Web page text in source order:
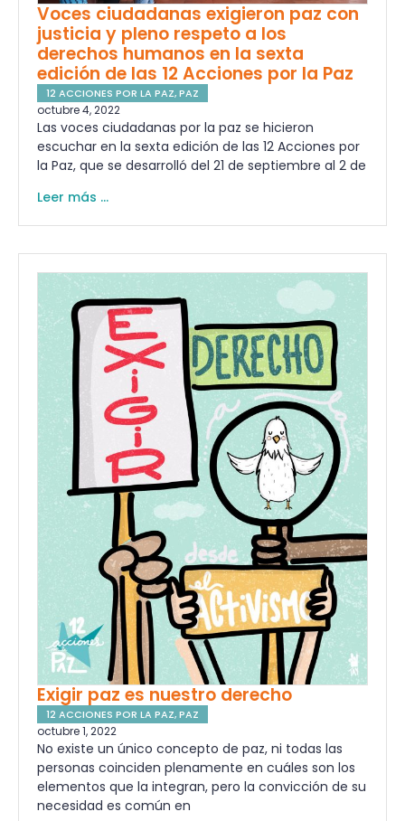
Voces ciudadanas exigieron paz con
justicia y pleno respeto a los
derechos humanos en la sexta
edición de las 12 Acciones por la Paz
12 ACCIONES POR LA PAZ,PAZ
octubre 4, 2022
Las voces ciudadanas por la paz se hicieron
escuchar en la sexta edición de las 12 Acciones por
la Paz, que se desarrolló del 21 de septiembre al 2 de
Leer más ...
Exigir paz es nuestro derecho
12 ACCIONES POR LA PAZ,PAZ
octubre 1, 2022
No existe un único concepto de paz, ni todas las
personas coinciden plenamente en cuáles son los
elementos que la integran, pero la convicción de su
necesidad es común en